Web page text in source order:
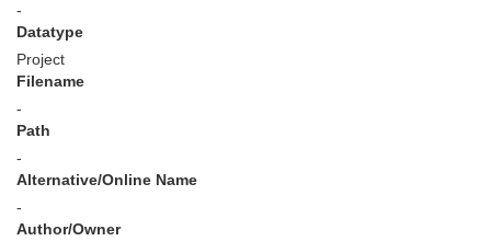
-
Datatype
Project
Filename
-
Path
-
Alternative/Online Name
-
Author/Owner